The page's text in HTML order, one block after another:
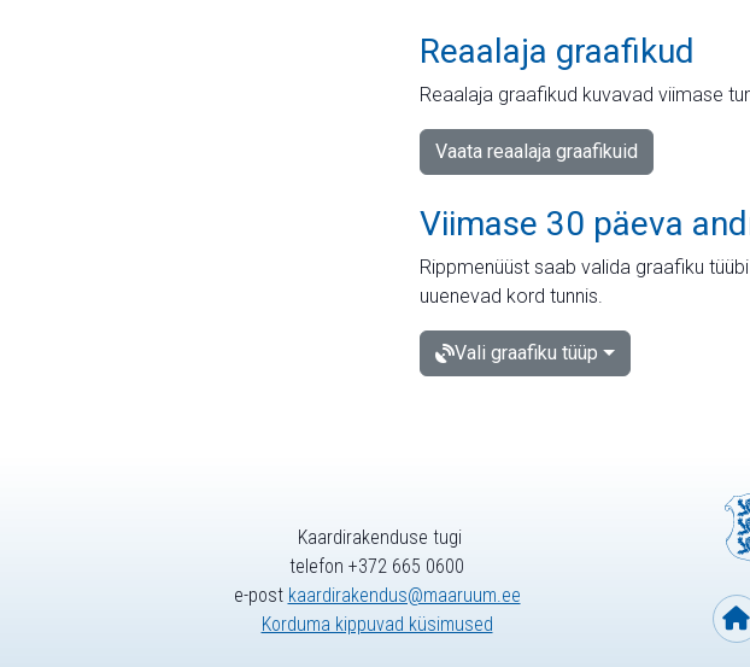
Reaalaja graafikud
Reaalaja graafikud kuvavad viimase
Vaata reaalaja graafikuid
Viimase 30 päeva
Rippmenüüst saab valida graafiku
uuenevad kord tunnis.
Vali graafiku tüüp
Kaardirakenduse tugi
telefon +372 665 0600
e-post kaardirakendus@maaruum.ee
Korduma kippuvad küsimused